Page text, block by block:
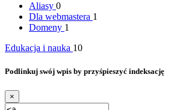
Aliasy 0
Dla webmastera 1
Domeny 1
Edukacja i nauka 10
Podlinkuj swój wpis by przyśpieszyć indeksację
×